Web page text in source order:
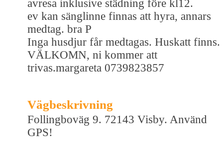
avresa inklusive städning före kl12.
ev kan sänglinne finnas att hyra, annars
medtag. bra P
Inga husdjur får medtagas. Huskatt finns.
VÄLKOMN, ni kommer att
trivas.margareta 0739823857
Vägbeskrivning
Follingboväg 9. 72143 Visby. Använd
GPS!